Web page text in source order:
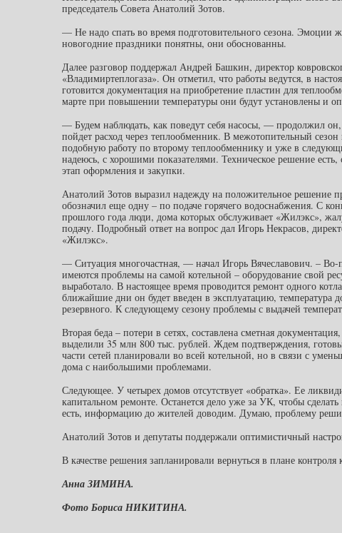
председатель Совета Анатолий Зотов.
— Не надо спать во время подготовительного сезона. Эмоции
новогодние праздники понятны, они обоснованны.
Далее разговор поддержал Андрей Башкин, директор
«Владимиртеплогаза». Он отметил, что работы ведутся, в
готовится документация на приобретение пластин для
марте при повышении температуры они будут установлены и
— Будем наблюдать, как поведут себя насосы, — продолжил
пойдет расход через теплообменник. В межотопительный сезон
подобную работу по второму теплообменнику и уже в
надеюсь, с хорошими показателями. Техническое решение есть,
этап оформления и закупки.
Анатолий Зотов выразил надежду на положительное решение
обозначил еще одну – по подаче горячего водоснабжения. С
прошлого года люди, дома которых обслуживает «Жилэкс»,
подачу. Подробный ответ на вопрос дал Игорь Некрасов,
«Жилэкс».
— Ситуация многочастная, — начал Игорь Вячеславович. – Во-
имеются проблемы на самой котельной – оборудование свой
выработало. В настоящее время проводится ремонт одного
ближайшие дни он будет введен в эксплуатацию, температура
резервного. К следующему сезону проблемы с выдачей
Вторая беда – потери в сетях, составлена сметная
выделили 35 млн 800 тыс. рублей. Ждем подтверждения,
части сетей планировали во всей котельной, но в связи с
дома с наибольшими проблемами.
Следующее. У четырех домов отсутствует «обратка». Ее
капитальном ремонте. Останется дело уже за УК, чтобы
есть, информацию до жителей доводим. Думаю, проблему
Анатолий Зотов и депутаты поддержали оптимистичный
В качестве решения запланировали вернуться в плане
Анна ЗИМИНА.
Фото Бориса НИКИТИНА.